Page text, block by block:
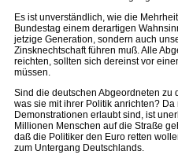
Es ist unverständlich, wie die
Bundestag einem derartigen
jetzige Generation, sondern auch
Zinsknechtschaft führen muß. Alle
reichten, sollten sich dereinst vor
müssen.
Sind die deutschen Abgeordneten zu
was sie mit ihrer Politik anrichten?
Demonstrationen erlaubt sind, ist
Millionen Menschen auf die Straße
daß die Politiker den Euro retten
zum Untergang Deutschlands.